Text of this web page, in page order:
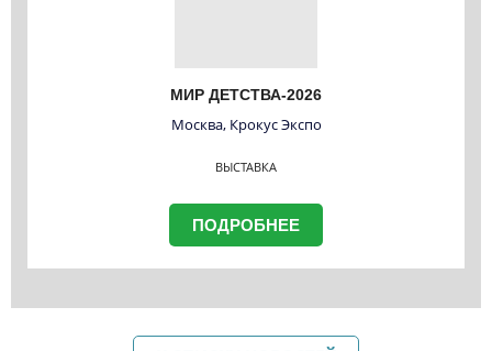
МИР ДЕТСТВА-2026
Москва, Крокус Экспо
ВЫСТАВКА
ПОДРОБНЕЕ